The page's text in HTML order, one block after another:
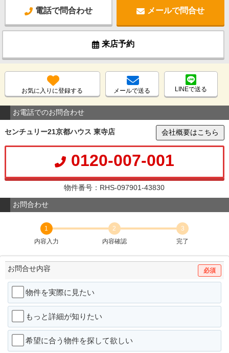
電話で問合わせ メールで問合せ
来店予約
お気に入りに登録する メールで送る LINEで送る
お電話でのお問合わせ
センチュリー21京都ハウス 東寺店 会社概要はこちら
0120-007-001
物件番号：RHS-097901-43830
お問合わせ
1
内容入力
2
内容確認
3
完了
お問合せ内容 必須
物件を実際に見たい
もっと詳細が知りたい
希望に合う物件を探して欲しい